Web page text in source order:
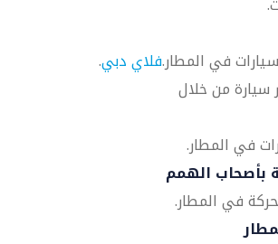
في المطار.
سيارة من خلال
فلاي دبي.
في المطار.
بأصحاب الهمم
في المطار.